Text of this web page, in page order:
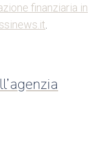
finanziaria in